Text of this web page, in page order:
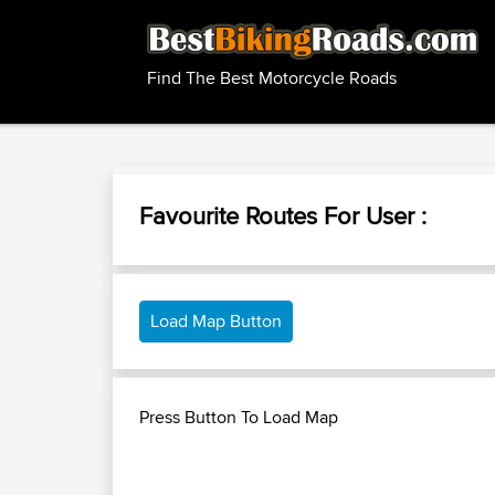
Find The Best Motorcycle Roads
Favourite Routes For User :
Load Map Button
Press Button To Load Map